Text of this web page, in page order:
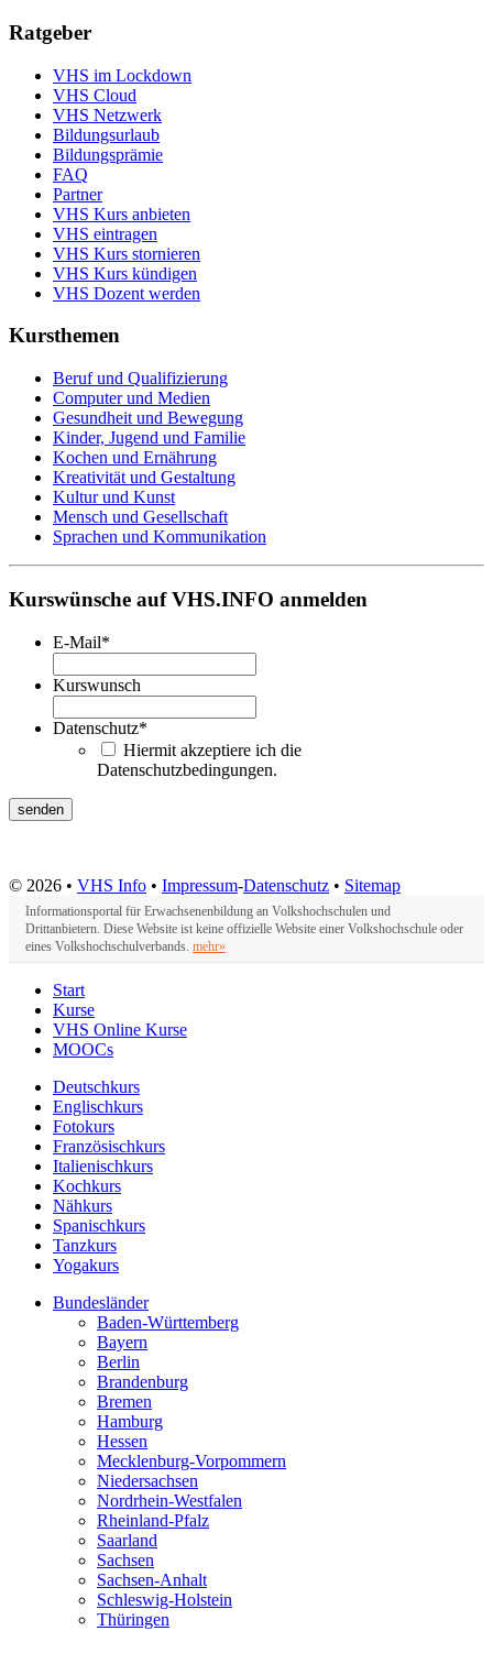
Ratgeber
VHS im Lockdown
VHS Cloud
VHS Netzwerk
Bildungsurlaub
Bildungsprämie
FAQ
Partner
VHS Kurs anbieten
VHS eintragen
VHS Kurs stornieren
VHS Kurs kündigen
VHS Dozent werden
Kursthemen
Beruf und Qualifizierung
Computer und Medien
Gesundheit und Bewegung
Kinder, Jugend und Familie
Kochen und Ernährung
Kreativität und Gestaltung
Kultur und Kunst
Mensch und Gesellschaft
Sprachen und Kommunikation
Kurswünsche auf VHS.INFO anmelden
E-Mail*
Kurswunsch
Datenschutz*
Hiermit akzeptiere ich die
Datenschutzbedingungen.
© 2026 • VHS Info • Impressum-Datenschutz • Sitemap
Informationsportal für Erwachsenenbildung an Volkshochschulen und
Drittanbietern. Diese Website ist keine offizielle Website einer Volkshochschule oder
eines Volkshochschulverbands. mehr»
Start
Kurse
VHS Online Kurse
MOOCs
Deutschkurs
Englischkurs
Fotokurs
Französischkurs
Italienischkurs
Kochkurs
Nähkurs
Spanischkurs
Tanzkurs
Yogakurs
Bundesländer
Baden-Württemberg
Bayern
Berlin
Brandenburg
Bremen
Hamburg
Hessen
Mecklenburg-Vorpommern
Niedersachsen
Nordrhein-Westfalen
Rheinland-Pfalz
Saarland
Sachsen
Sachsen-Anhalt
Schleswig-Holstein
Thüringen